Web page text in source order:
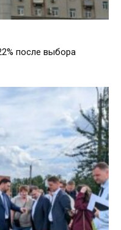
после выбора